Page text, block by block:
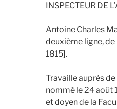
INSPECTEUR DE
Antoine Charles
deuxième ligne,
1815].
Travaille auprès
nommé le 24 août
et doyen de la